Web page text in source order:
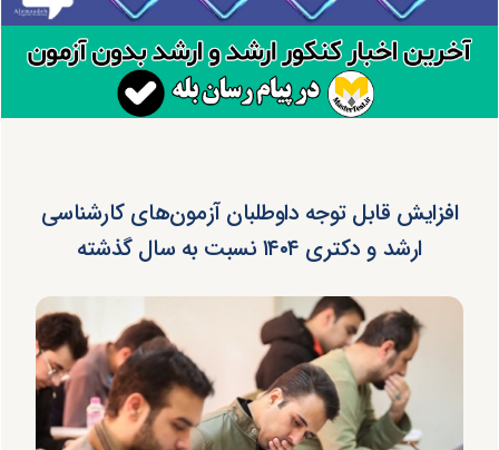
افزایش قابل توجه داوطلبان آزمون‌های کارشناسی
ارشد و دکتری ۱۴۰۴ نسبت به سال گذشته